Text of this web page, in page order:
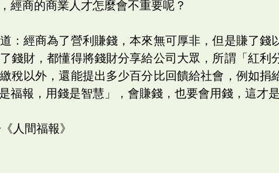
經商的商業人才怎麼會不重要呢？
：經商為了營利賺錢，本來無可厚非，但是賺了錢
錢財，都懂得將錢財分享給公司大眾，所謂「紅利
稅以外，還能提出多少百分比回饋給社會，例如捐
福報，用錢是智慧」，會賺錢，也要會用錢，這才是
人間福報》